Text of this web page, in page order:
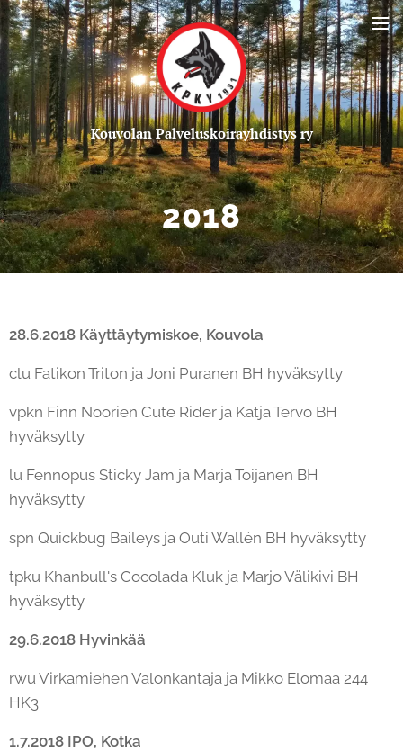
Kouvolan Palveluskoirayhdistys ry
2018
28.6.2018 Käyttäytymiskoe, Kouvola
clu Fatikon Triton ja Joni Puranen BH hyväksytty
vpkn Finn Noorien Cute Rider ja Katja Tervo BH
hyväksytty
lu Fennopus Sticky Jam ja Marja Toijanen BH
hyväksytty
spn Quickbug Baileys ja Outi Wallén BH hyväksytty
tpku Khanbull's Cocolada Kluk ja Marjo Välikivi BH
hyväksytty
29.6.2018 Hyvinkää
rwu Virkamiehen Valonkantaja ja Mikko Elomaa 244
HK3
1.7.2018 IPO, Kotka